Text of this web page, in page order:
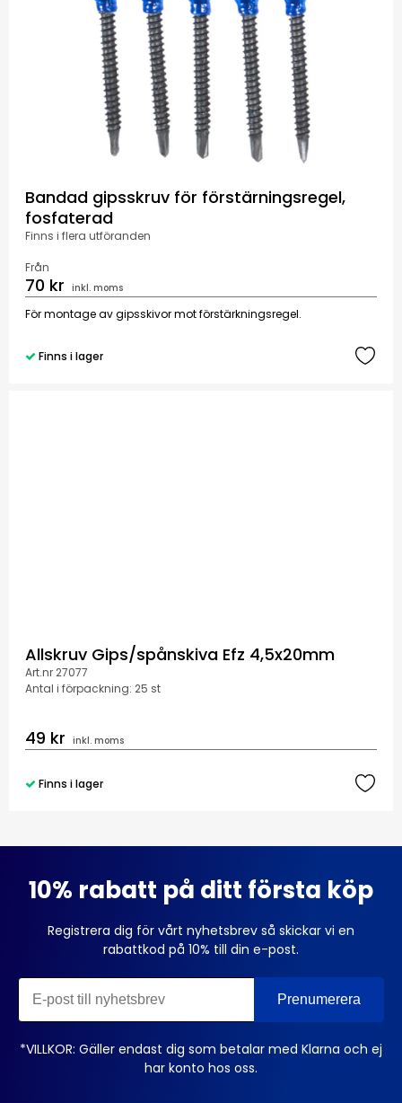
Bandad gipsskruv för förstärningsregel,
fosfaterad
Finns i flera utföranden
Från
70 kr inkl. moms
För montage av gipsskivor mot förstärkningsregel.
Finns i lager
Allskruv Gips/spånskiva Efz 4,5x20mm
Art.nr 27077
Antal i förpackning: 25 st
49 kr inkl. moms
Finns i lager
10% rabatt på ditt första köp
Registrera dig för vårt nyhetsbrev så skickar vi en
rabattkod på 10% till din e-post.
*VILLKOR: Gäller endast dig som betalar med Klarna och ej
har konto hos oss.